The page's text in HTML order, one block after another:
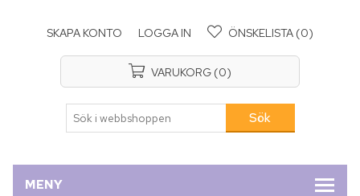
SKAPA KONTO LOGGA IN ÖNSKELISTA (0)
VARUKORG (0)
MENY